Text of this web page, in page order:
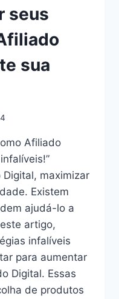
seus
sua
Afiliado
maximizar
Existem
ajudá-lo a
artigo,
infalíveis
para aumentar
Digital. Essas
de produtos